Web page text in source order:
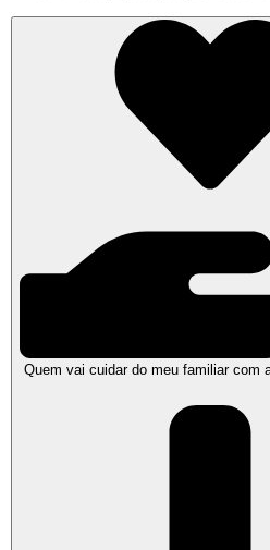
Quem vai cuidar do meu familiar com